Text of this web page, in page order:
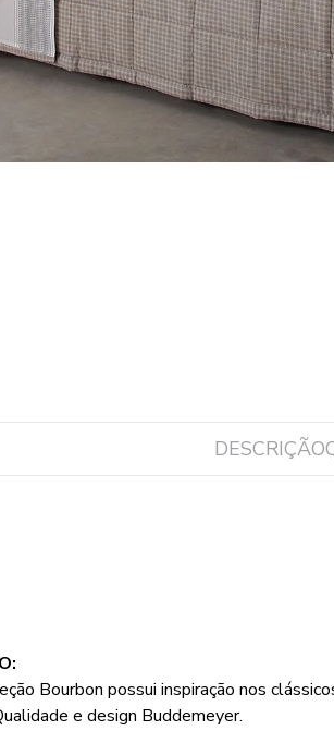
DESCRIÇÃO
Bourbon possui inspiração nos
e design Buddemeyer.